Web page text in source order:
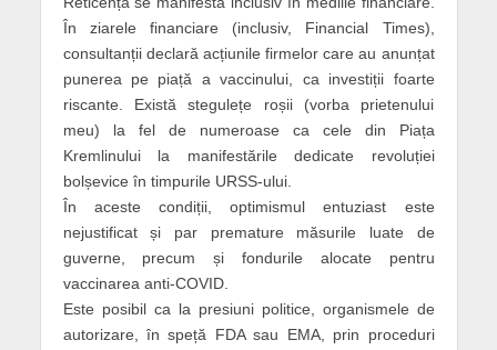
În ziarele financiare (inclusiv, Financial Times),
consultanții declară acțiunile firmelor care au anunțat
punerea pe piață a vaccinului, ca investiții foarte
riscante. Există stegulețe roșii (vorba prietenului
meu) la fel de numeroase ca cele din Piața
Kremlinului la manifestările dedicate revoluției
bolșevice în timpurile URSS-ului.
În aceste condiții, optimismul entuziast este
nejustificat și par premature măsurile luate de
guverne, precum și fondurile alocate pentru
vaccinarea anti-COVID.
Este posibil ca la presiuni politice, organismele de
autorizare, în speță FDA sau EMA, prin proceduri